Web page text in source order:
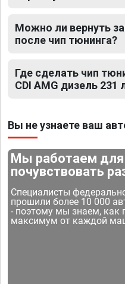
Можно ли вернуть
после чип тюнинга?
Где сделать чип
CDI AMG дизель 231
Вы не узнаете ваш
Мы работаем
почувствовать
Специалисты
прошили более 10 000
- поэтому мы знаем, как
максимум от каждой